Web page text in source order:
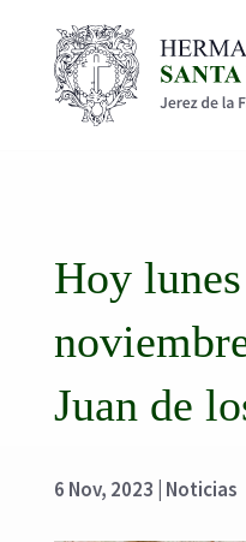
Hoy
Juan de
6 Nov, 2023 Noticias